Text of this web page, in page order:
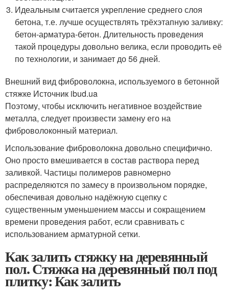
Идеальным считается укрепление среднего слоя
бетона, т.е. лучше осуществлять трёхэтапную заливку:
бетон-арматура-бетон. Длительность проведения
такой процедуры довольно велика, если проводить её
по технологии, и занимает до 56 дней.
Внешний вид фиброволокна, используемого в бетонной
стяжке Источник ibud.ua
Поэтому, чтобы исключить негативное воздействие
металла, следует произвести замену его на
фиброволоконный материал.
Использование фиброволокна довольно специфично.
Оно просто вмешивается в состав раствора перед
заливкой. Частицы полимеров равномерно
распределяются по замесу в произвольном порядке,
обеспечивая довольно надёжную сцепку с
существенным уменьшением массы и сокращением
времени проведения работ, если сравнивать с
использованием арматурной сетки.
Как залить стяжку на деревянный
пол. Стяжка на деревянный пол под
плитку: Как залить